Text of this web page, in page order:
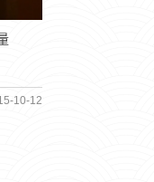
10-12